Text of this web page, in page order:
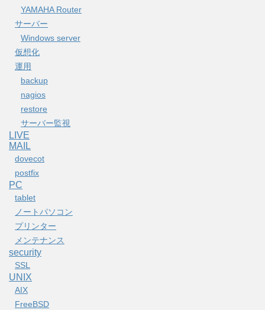
YAMAHA Router
サーバー
Windows server
仮想化
運用
backup
nagios
restore
サーバー監視
LIVE
MAIL
dovecot
postfix
PC
tablet
ノートパソコン
プリンター
メンテナンス
security
SSL
UNIX
AIX
FreeBSD